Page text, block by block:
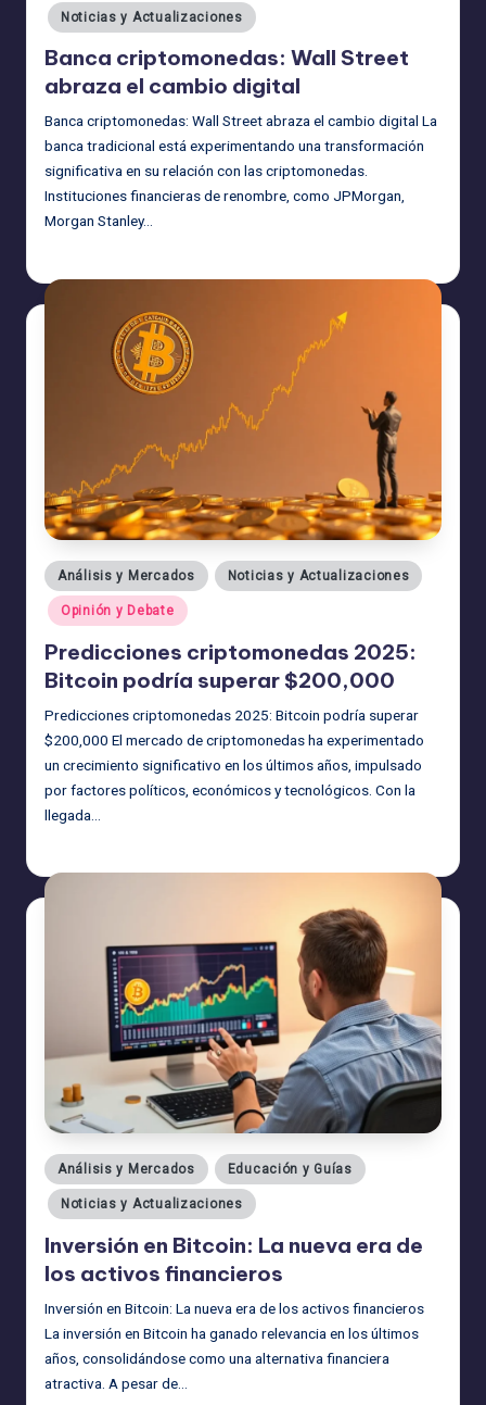
Noticias y Actualizaciones
Banca criptomonedas: Wall Street
abraza el cambio digital
Banca criptomonedas: Wall Street abraza el cambio digital La
banca tradicional está experimentando una transformación
significativa en su relación con las criptomonedas.
Instituciones financieras de renombre, como JPMorgan,
Morgan Stanley…
Publicado
en
Análisis y Mercados Noticias y Actualizaciones
Opinión y Debate
Predicciones criptomonedas 2025:
Bitcoin podría superar $200,000
Predicciones criptomonedas 2025: Bitcoin podría superar
$200,000 El mercado de criptomonedas ha experimentado
un crecimiento significativo en los últimos años, impulsado
por factores políticos, económicos y tecnológicos. Con la
llegada…
Publicado
en
Análisis y Mercados Educación y Guías
Noticias y Actualizaciones
Inversión en Bitcoin: La nueva era de
los activos financieros
Inversión en Bitcoin: La nueva era de los activos financieros
La inversión en Bitcoin ha ganado relevancia en los últimos
años, consolidándose como una alternativa financiera
atractiva. A pesar de…